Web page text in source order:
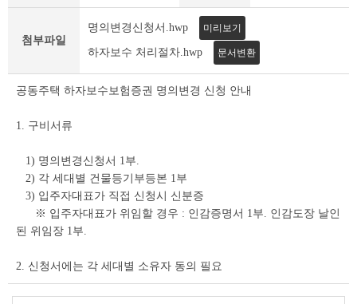
상
세
회
첨부파일
명의변경신청서.hwp 미리보기
하자보수 처리절차.hwp 문서변환
공동주택 하자보수보험증권 명의변경 신청 안내
1. 구비서류
1) 명의변경신청서 1부.
2) 각 세대별 건물등기부등본 1부
3) 입주자대표가 직접 신청시 신분증
※ 입주자대표가 위임할 경우 : 인감증명서 1부. 인감도장 날인
된 위임장 1부.
2. 신청서에는 각 세대별 소유자 동의 필요